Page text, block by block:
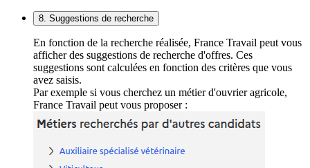
8. Suggestions de recherche
En fonction de la recherche réalisée, France Travail peut vous
afficher des suggestions de recherche d'offres. Ces
suggestions sont calculées en fonction des critères que vous
avez saisis.
Par exemple si vous cherchez un métier d'ouvrier agricole,
France Travail peut vous proposer :